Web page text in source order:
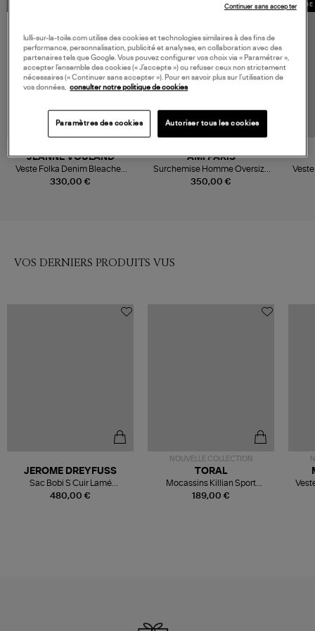
330,00 €
JEANNE VOULAND
Veste Folka Denim Bleached
Bleu
350,00 €
AMI PARIS
Surchemise Homme Oversize
Ami de Cœur Bleu Used
MADE
VOS DERNIERS PRODUITS VUS
480,00 €
JEROME DREYFUSS
Sac Bobi S Cuir Lamé
Champagne
NOUVELLE COLLECTION
189,00 €
TORAL
Mocassins Killian Sport
Mousse
lulli-sur-la-toile.com utilise des cookies et technologies similaires à des fins de
performance, personnalisation, publicité et analyses, en collaboration avec des
partenaires tels que Google. Vous pouvez configurer vos choix via « Paramétrer »,
accepter l’ensemble des cookies (« J’accepte ») ou refuser ceux non strictement
nécessaires (« Continuer sans accepter »). Pour en savoir plus sur l’utilisation de
vos données,
consulter notre politique de cookies
Paramètres des cookies Autoriser tous les cookies
Continuer sans accepter